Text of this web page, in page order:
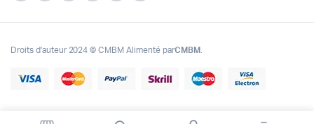
Droits d'auteur 2024 © CMBM Alimenté parCMBM